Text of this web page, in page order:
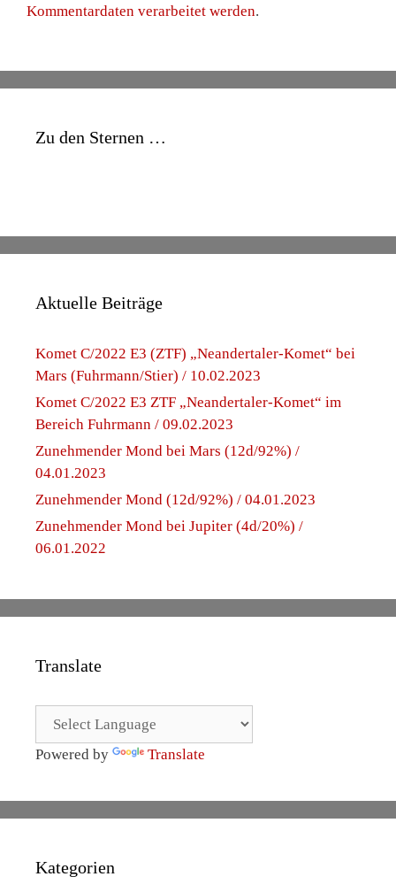
Kommentardaten verarbeitet werden.
Zu den Sternen …
Aktuelle Beiträge
Komet C/2022 E3 (ZTF) „Neandertaler-Komet“ bei
Mars (Fuhrmann/Stier) / 10.02.2023
Komet C/2022 E3 ZTF „Neandertaler-Komet“ im
Bereich Fuhrmann / 09.02.2023
Zunehmender Mond bei Mars (12d/92%) /
04.01.2023
Zunehmender Mond (12d/92%) / 04.01.2023
Zunehmender Mond bei Jupiter (4d/20%) /
06.01.2022
Translate
Powered by Translate
Kategorien